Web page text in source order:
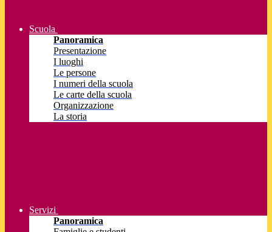
Scuola
Panoramica
Presentazione
I luoghi
Le persone
I numeri della scuola
Le carte della scuola
Organizzazione
La storia
Servizi
Panoramica